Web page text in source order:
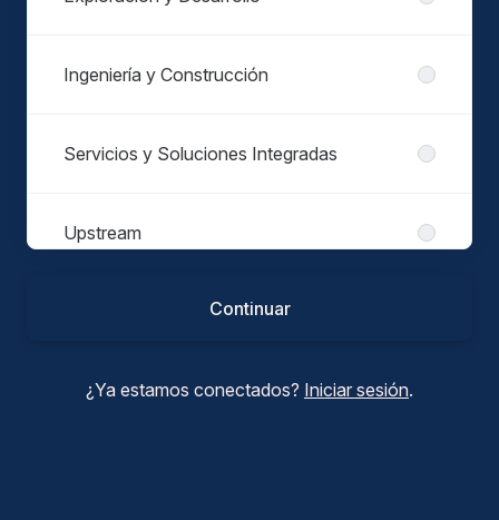
Ingeniería y Construcción
Servicios y Soluciones Integradas
Upstream
Continuar
¿Ya estamos conectados? Iniciar sesión.